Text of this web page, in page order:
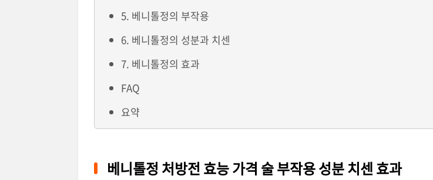
5. 베니톨정의 부작용
6. 베니톨정의 성분과 치센
7. 베니톨정의 효과
FAQ
요약
베니톨정 처방전 효능 가격 술 부작용 성분 치센 효과